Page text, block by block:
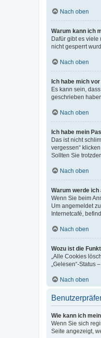
Nach oben
Warum kann ich
Dafür gibt es viele
nicht gesperrt
Nach oben
Ich habe mich
Es kann sein,
geschrieben
Nach oben
Ich habe mein
Das ist nicht
vergessen“
Sollten Sie
Nach oben
Warum werde
Wenn Sie beim
Um angemeldet
Internetcafé,
Nach oben
Wozu ist die
„Alle Cookies
„Gelesen“-
Nach oben
Wie kann ich
Wenn Sie sich
Seite angezeigt,